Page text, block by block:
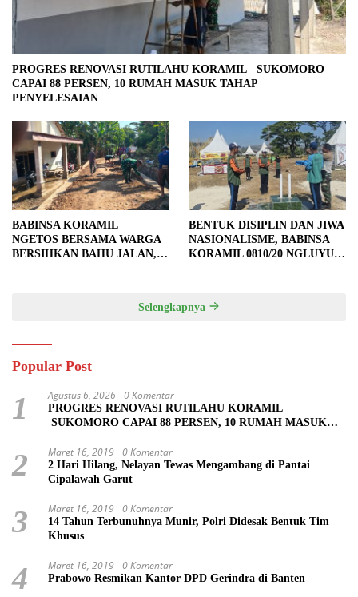
PROGRES RENOVASI RUTILAHU KORAMIL SUKOMORO
CAPAI 88 PERSEN, 10 RUMAH MASUK TAHAP
PENYELESAIAN
BABINSA KORAMIL
NGETOS BERSAMA WARGA
BERSIHKAN BAHU JALAN,
BENTUK DISIPLIN DAN JIWA
NASIONALISME, BABINSA
KORAMIL 0810/20 NGLUYU
Selengkapnya
Popular Post
1 Agustus 6, 2026 0 Komentar
PROGRES RENOVASI RUTILAHU KORAMIL
SUKOMORO CAPAI 88 PERSEN, 10 RUMAH MASUK
2 Maret 16, 2019 0 Komentar
2 Hari Hilang, Nelayan Tewas Mengambang di Pantai
Cipalawah Garut
3 Maret 16, 2019 0 Komentar
14 Tahun Terbunuhnya Munir, Polri Didesak Bentuk Tim
Khusus
4 Maret 16, 2019 0 Komentar
Prabowo Resmikan Kantor DPD Gerindra di Banten